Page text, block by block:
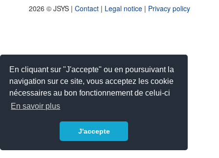
En cliquant sur "J'accepte" ou en poursuivant la
navigation sur ce site, vous acceptez les cookie
nécessaires au bon fonctionnement de celui-ci
En savoir plus
J'accepte
2026 © JSYS | Contact | Legal notice | Privacy policy